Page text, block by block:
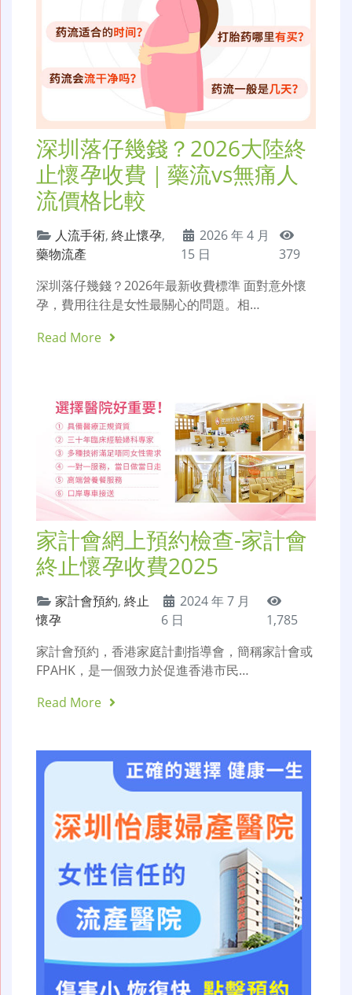
深圳落仔幾錢？2026大陸終
止懷孕收費｜藥流vs無痛人
流價格比較
人流手術, 終止懷孕,
藥物流產
2026 年 4 月
15 日
379
深圳落仔幾錢？2026年最新收費標準 面對意外懷
孕，費用往往是女性最關心的問題。相…
Read More
家計會網上預約檢查-家計會
終止懷孕收費2025
家計會預約, 終止
懷孕
2024 年 7 月
6 日
1,785
家計會預約，香港家庭計劃指導會，簡稱家計會或
FPAHK，是一個致力於促進香港市民…
Read More